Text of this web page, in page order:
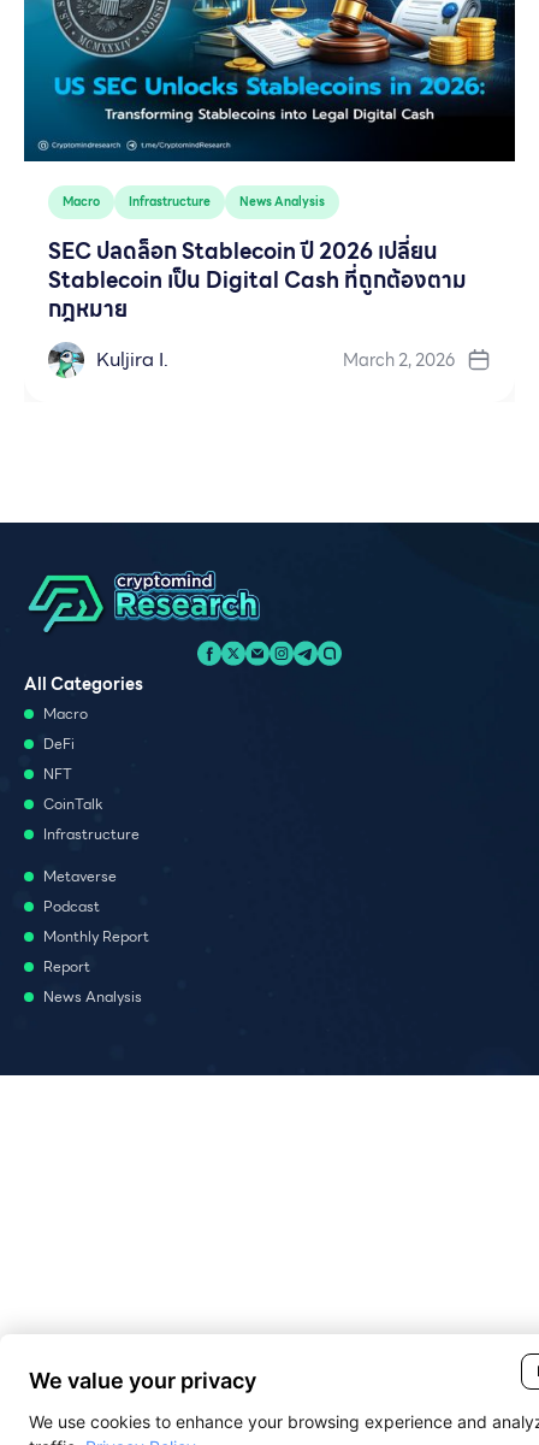
Macro Infrastructure News Analysis
SEC ปลดล็อก Stablecoin ปี 2026 เปลี่ยน
Stablecoin เป็น Digital Cash ที่ถูกต้องตาม
กฎหมาย
Kuljira I. March 2, 2026
All Categories
Macro
DeFi
NFT
CoinTalk
Infrastructure
Metaverse
Podcast
Monthly Report
Report
News Analysis
We value your privacy
We use cookies to enhance your browsing experience and